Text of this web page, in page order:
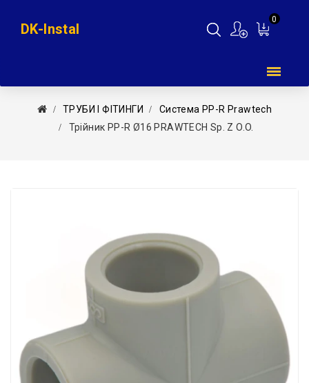
0
DK-Instal
ТРУБИ І ФІТИНГИ
Система PP-R Prawtech
Трійник PP-R Ø16 PRAWTECH Sp. Z O.o.